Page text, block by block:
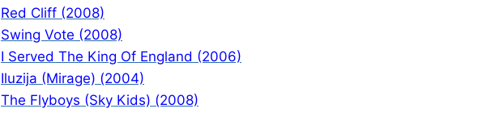
Red Cliff (2008)
Swing Vote (2008)
I Served The King Of England (2006)
Iluzija (Mirage) (2004)
The Flyboys (Sky Kids) (2008)